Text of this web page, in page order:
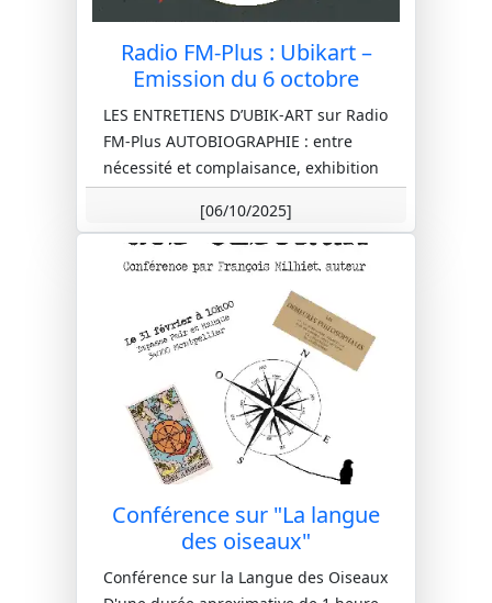
Radio FM-Plus : Ubikart –
Emission du 6 octobre
LES ENTRETIENS D’UBIK-ART sur Radio
FM-Plus AUTOBIOGRAPHIE : entre
nécessité et complaisance, exhibition
et pudeur. Animée par David
[06/10/2025]
Conférence sur "La langue
des oiseaux"
Conférence sur la Langue des Oiseaux